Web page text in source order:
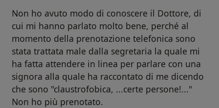
Non ho avuto modo di conoscere il Dottore, di
cui mi hanno parlato molto bene, perché al
momento della prenotazione telefonica sono
stata trattata male dalla segretaria la quale mi
ha fatta attendere in linea per parlare con una
signora alla quale ha raccontato di me dicendo
che sono "claustrofobica, ...certe persone!..."
Non ho più prenotato.